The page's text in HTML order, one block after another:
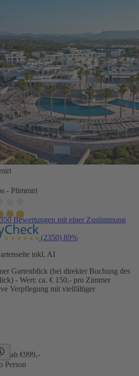
- Plimmiri
Bewertungen mit einer Zustimmung
(2350) 89%
inkl. AI
Gartenblick (bei direkter Buchung des
- Wert: ca. € 150,- pro Zimmer
Verpflegung mit vielfältiger
ab €999,-
Person